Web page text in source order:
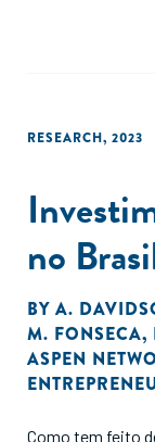
RESEARCH, 2023
no
BY A.
M. FONSECA,
ASPEN
Como tem feito